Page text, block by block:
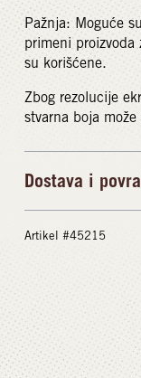
Pažnja: Moguće
primeni
su korišćene.
Zbog rezolucije
stvarna boja
Dostava i
Artikel #45215